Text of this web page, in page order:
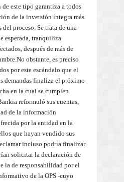
este tipo garantiza a todos
de la inversión íntegra más
del proceso. Se trata de una
esperada, tranquiliza
después de más de
obstante, es preciso
por este escándalo que el
demandas finaliza el próximo
en la cual se cumplen
reformuló sus cuentas,
de la información
por la entidad en la
que hayan vendido sus
incluso podría finalizar
solicitar la declaración de
la de responsabilidad por el
de la OPS -cuyo